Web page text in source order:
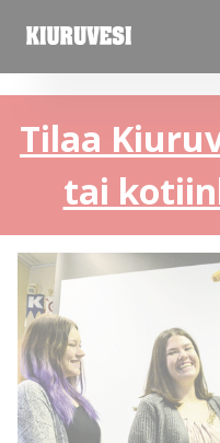
Tilaa
tai